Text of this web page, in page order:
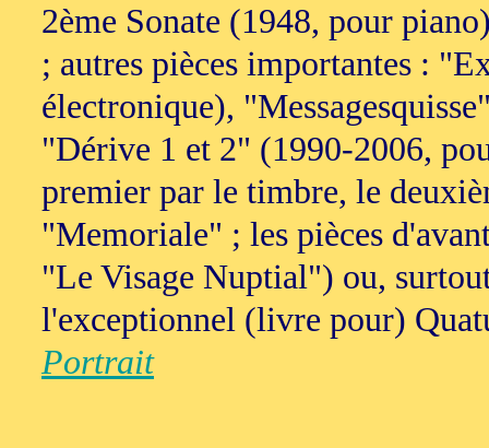
2ème Sonate (1948, pour
; autres pièces importantes :
électronique),
"Dérive 1 et 2" (1990-2006,
premier par le timbre, le
"Memoriale" ; les pièces
"Le Visage Nuptial") ou,
l'exceptionnel (livre pour)
Portrait